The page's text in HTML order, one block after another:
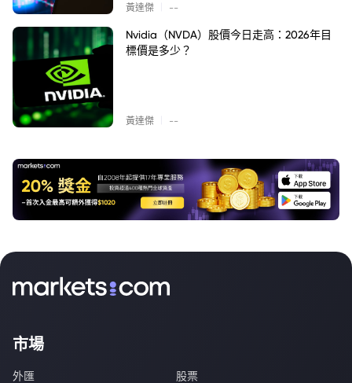
黃達傑 --
Nvidia（NVDA）股價今日走高：2026年目
標價是多少？
黃達傑 --
市場
外匯
股票